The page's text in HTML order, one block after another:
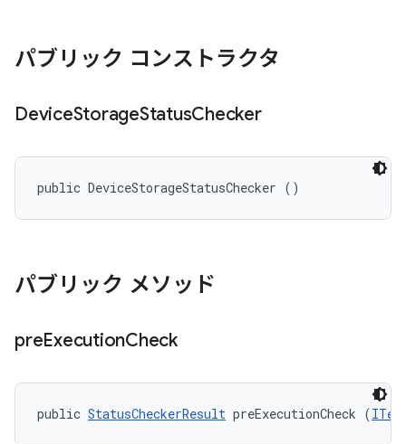
パブリック コンストラクタ
DeviceStorageStatusChecker
public DeviceStorageStatusChecker ()
パブリック メソッド
preExecutionCheck
public StatusCheckerResult preExecutionCheck (